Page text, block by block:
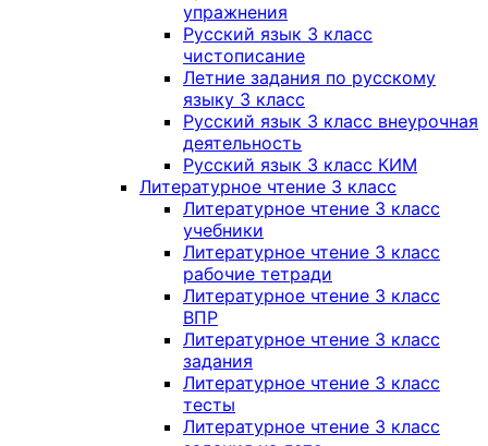
упражнения
Русский язык 3 класс
чистописание
Летние задания по русскому
языку 3 класс
Русский язык 3 класс внеурочная
деятельность
Русский язык 3 класс КИМ
Литературное чтение 3 класс
Литературное чтение 3 класс
учебники
Литературное чтение 3 класс
рабочие тетради
Литературное чтение 3 класс
ВПР
Литературное чтение 3 класс
задания
Литературное чтение 3 класс
тесты
Литературное чтение 3 класс